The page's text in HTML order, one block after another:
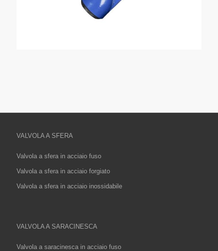
VALVOLA A SFERA
Valvola a sfera in acciaio fuso
Valvola a sfera in acciaio forgiato
Valvola a sfera in acciaio inossidabile
VALVOLA A SARACINESCA
Valvola a saracinesca in acciaio fuso